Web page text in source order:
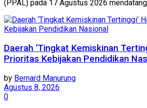
(PPAL) pada 17 Agustus 2026
Daerah ‘Tingkat Kemiskinan
Prioritas Kebijakan Pendidikan
by Bernard Manurung
Agustus 8, 2026
0